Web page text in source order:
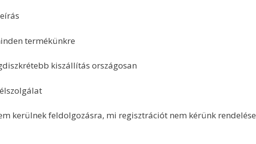
termékünkre
kiszállítás országosan
kerülnek feldolgozásra, mi regisztrációt nem kérünk rendelése